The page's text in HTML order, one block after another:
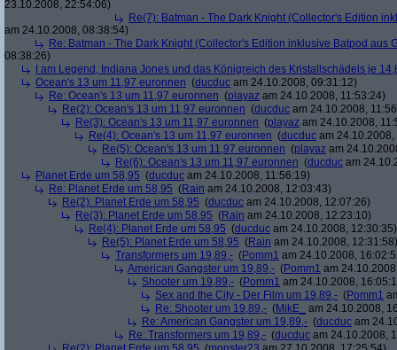
23.10.2008, 22:54:06)
Re(7): Batman - The Dark Knight (Collector's Edition
am 24.10.2008, 08:38:54)
Re: Batman - The Dark Knight (Collector's Edition inklusive Batpod aus
08:38:26)
I am Legend, Indiana Jones und das Königreich des Kristallschädels je
Ocean's 13 um 11,97 euronnen (ducduc am 24.10.2008, 09:31:12)
Re: Ocean's 13 um 11,97 euronnen (playaz am 24.10.2008, 11:53:24)
Re(2): Ocean's 13 um 11,97 euronnen (ducduc am 24.10.2008,
Re(3): Ocean's 13 um 11,97 euronnen (playaz am 24.10.2008,
Re(4): Ocean's 13 um 11,97 euronnen (ducduc am
Re(5): Ocean's 13 um 11,97 euronnen (playaz am
Re(6): Ocean's 13 um 11,97 euronnen (ducduc am
Planet Erde um 58,95 (ducduc am 24.10.2008, 11:56:19)
Re: Planet Erde um 58,95 (Rain am 24.10.2008, 12:03:43)
Re(2): Planet Erde um 58,95 (ducduc am 24.10.2008, 12:07:26)
Re(3): Planet Erde um 58,95 (Rain am 24.10.2008, 12:23:10)
Re(4): Planet Erde um 58,95 (ducduc am 24.10.2008, 12:30:35)
Re(5): Planet Erde um 58,95 (Rain am 24.10.2008, 12:31:58)
Transformers um 19,89,- (Pomm1 am 24.10.2008,
American Gangster um 19,89,- (Pomm1 am
Shooter um 19,89,- (Pomm1 am 24.10.2008,
Sex and the City - Der Film um 19,89,- (Pomm1
Re: Shooter um 19,89,- (MikE_
am 24.10.2008,
Re: American Gangster um 19,89,- (ducduc am
Re: Transformers um 19,89,- (ducduc am 24.10.2008,